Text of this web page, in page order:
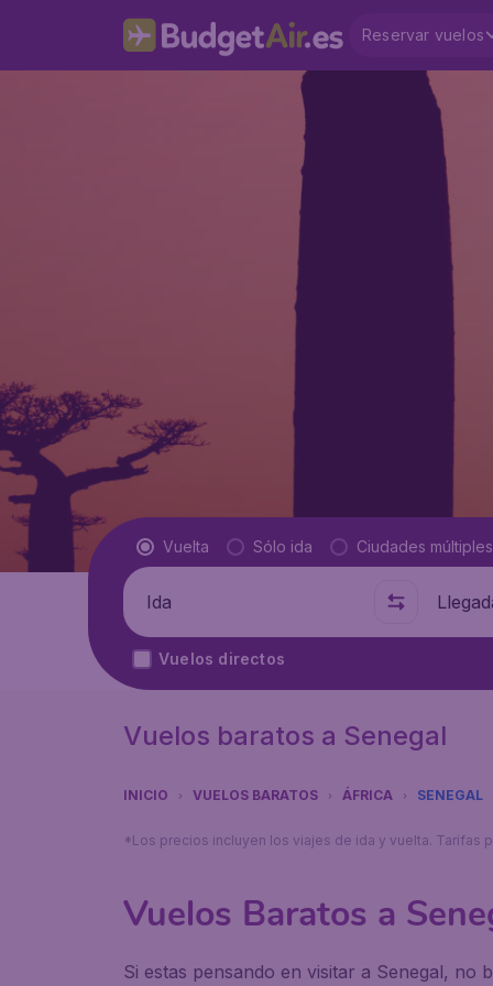
Reservar vuelos
Tipo de vuelo
Vuelta Sólo ida Ciudades múltiples
Salida de A dónde
Vuelos directos
Vuelos baratos a Senegal
INICIO VUELOS BARATOS ÁFRICA SENEGAL
*Los precios incluyen los viajes de ida y vuelta.
Vuelos Baratos a
Si estas pensando en visitar a Senegal, no